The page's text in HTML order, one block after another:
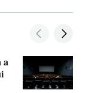
a